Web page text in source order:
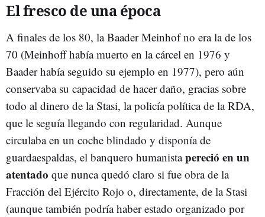
El fresco de una época
A finales de los 80, la Baader Meinhof no era la de los
70 (Meinhoff había muerto en la cárcel en 1976 y
Baader había seguido su ejemplo en 1977), pero aún
conservaba su capacidad de hacer daño, gracias sobre
todo al dinero de la Stasi, la policía política de la RDA,
que le seguía llegando con regularidad. Aunque
circulaba en un coche blindado y disponía de
guardaespaldas, el banquero humanistapereció en un
atentado que nunca quedó claro si fue obra de la
Fracción del Ejército Rojo o, directamente, de la Stasi
(aunque también podría haber estado organizado por